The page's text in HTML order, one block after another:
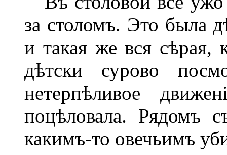
за столомъ. Это была
и такая же вся сѣрая,
дѣтски сурово
нетерпѣливое
поцѣловала. Рядомъ
какимъ-то овечьимъ